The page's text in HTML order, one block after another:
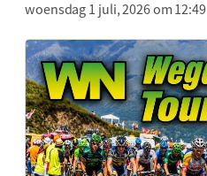
woensdag 1 juli, 2026 om 12:49